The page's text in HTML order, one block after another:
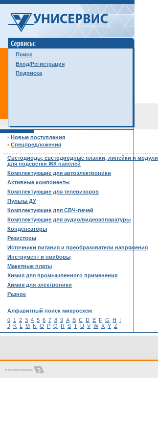
Поиск
Вход/Регистрация
Подписка
• Новые поступления
• Спецпредложения
Светодиоды, светодиодные планки, линейки и модули
для подсветки ЖК панелей
Комплектующие для автоэлектроники
Активные компоненты
Комплектующие для телевизоров
Пульты ДУ
Комплектующие для СВЧ-печей
Комплектующие для аудио/видеоаппаратуры
Конденсаторы
Резисторы
Источники питания и преобразователи напряжения
Инструмент и приборы
Макетные платы
Химия для промышленного применения
Химия для электроники
Разное
Алфавитный поиск микросхем
0 1 2 3 4 5 6 7 8 9 A B C D E F G H
I
J
K L M N O P Q R S T U V W X Y Z